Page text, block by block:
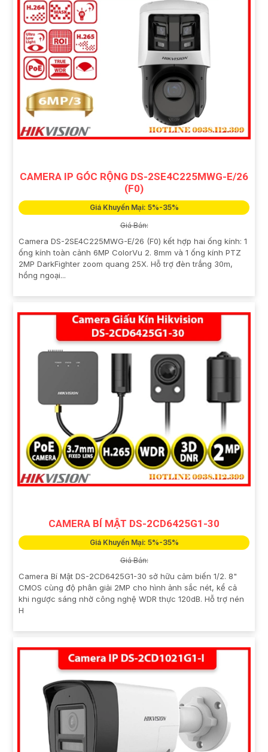
CAMERA IP GÓC RỘNG DS-2SE4C225MWG-E/26
(F0)
Giá Khuyến Mại: 5%-35%
Giá Bán:
Camera DS-2SE4C225MWG-E/26 (F0) kết hợp hai ống kính: 1
ống kính toàn cảnh 6MP ColorVu 2. 8mm và 1 ống kính PTZ
2MP DarkFighter zoom quang 25X. Hỗ trợ đèn trắng 30m,
hồng ngoại...
CAMERA BÍ MẬT DS-2CD6425G1-30
Giá Khuyến Mại: 5%-35%
Giá Bán:
Camera Bí Mật DS-2CD6425G1-30 sở hữu cảm biến 1/2. 8"
CMOS cùng độ phân giải 2MP cho hình ảnh sắc nét, kể cả
khi ngược sáng nhờ công nghệ WDR thực 120dB. Hỗ trợ nén
H